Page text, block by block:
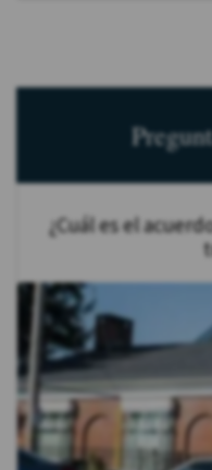
¿Cuál es el